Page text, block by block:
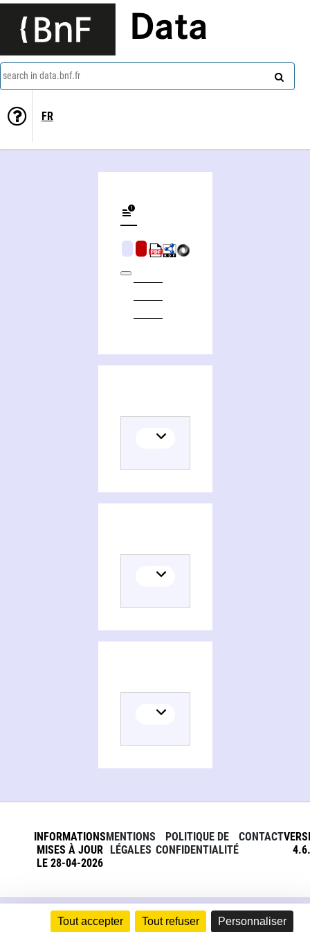
Tout accepter Tout refuser Personnaliser
Data
search in data.bnf.fr
FR
INFORMATIONS
MISES À JOUR
LE 28-04-2026
MENTIONS
LÉGALES
POLITIQUE DE
CONFIDENTIALITÉ
CONTACT